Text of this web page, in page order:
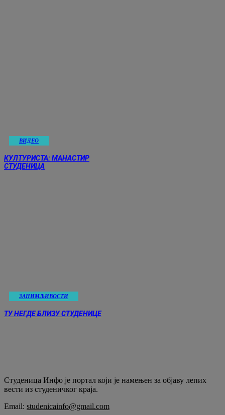
ВИДЕО
КУЛТУРИСТА: МАНАСТИР
СТУДЕНИЦА
ЗАНИМЉИВОСТИ
ТУ НЕГДЕ БЛИЗУ СТУДЕНИЦЕ
Студеница Инфо је портал који је намењен за објaву лепих
вести из студеничког краја.
Email: studenicainfo@gmail.com